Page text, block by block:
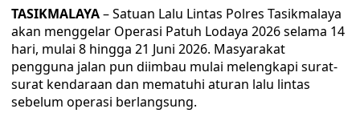
TASIKMALAYA– Satuan Lalu Lintas Polres Tasikmalaya
akan menggelar Operasi Patuh Lodaya 2026 selama 14
hari, mulai 8 hingga 21 Juni 2026. Masyarakat
pengguna jalan pun diimbau mulai melengkapi surat-
surat kendaraan dan mematuhi aturan lalu lintas
sebelum operasi berlangsung.